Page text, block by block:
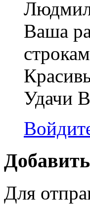
Ваша
Удачи
Для